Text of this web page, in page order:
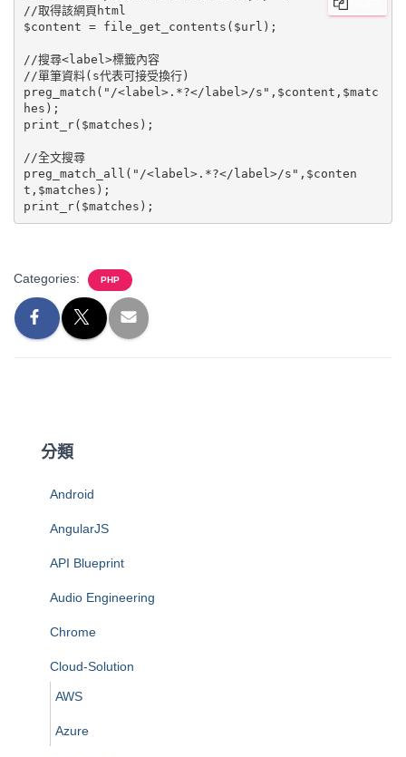
//取得該網頁html
$content = file_get_contents($url);
//搜尋<label>標籤內容
//單筆資料(s代表可接受換行)
preg_match("/<label>.*?</label>/s",$content,$matc
hes);
print_r($matches);
//全文搜尋
preg_match_all("/<label>.*?</label>/s",$conten
t,$matches);
Categories: PHP
分類
Android
AngularJS
API Blueprint
Audio Engineering
Chrome
Cloud-Solution
AWS
Azure